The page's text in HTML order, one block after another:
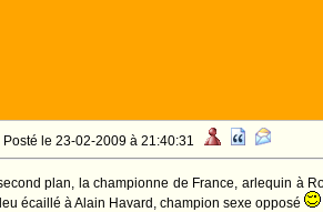
Posté le 23-02-2009 à 21:40:31
plan, la championne de France, arlequin à
écaillé à Alain Havard, champion sexe opposé